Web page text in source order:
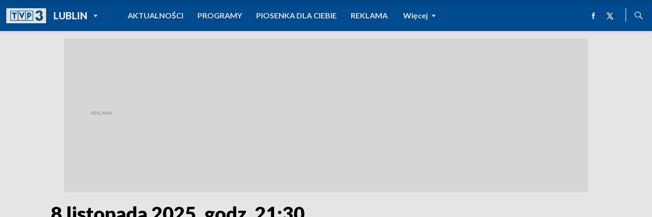
LUBLINPOWRÓT DO
TVP REGIONY
AKTUALNOŚCI PROGRAMY PIOSENKA DLA CIEBIE REKLAMA Więcej